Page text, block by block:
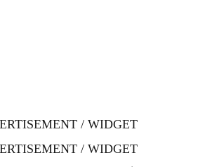
/ WIDGET
/ WIDGET